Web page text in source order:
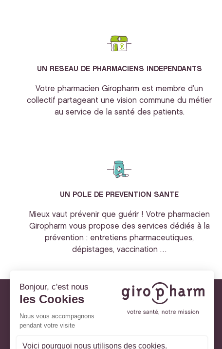
UN RESEAU DE PHARMACIENS INDEPENDANTS
Votre pharmacien Giropharm est membre d’un
collectif partageant une vision commune du métier
au service de la santé des patients.
UN POLE DE PREVENTION SANTE
Mieux vaut prévenir que guérir ! Votre pharmacien
Giropharm vous propose des services dédiés à la
prévention : entretiens pharmaceutiques,
dépistages, vaccination …
À votre service